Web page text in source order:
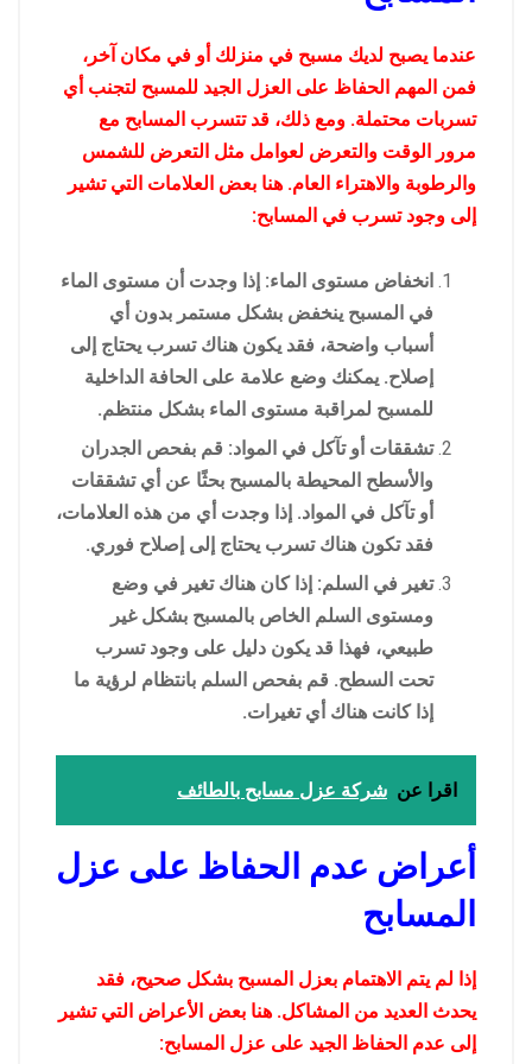
عندما يصبح لديك مسبح في منزلك أو في مكان آخر،
فمن المهم الحفاظ على العزل الجيد للمسبح لتجنب أي
تسربات محتملة. ومع ذلك، قد تتسرب المسابح مع
مرور الوقت والتعرض لعوامل مثل التعرض للشمس
والرطوبة والاهتراء العام. هنا بعض العلامات التي تشير
إلى وجود تسرب في المسابح:
انخفاض مستوى الماء: إذا وجدت أن مستوى الماء
في المسبح ينخفض بشكل مستمر بدون أي
أسباب واضحة، فقد يكون هناك تسرب يحتاج إلى
إصلاح. يمكنك وضع علامة على الحافة الداخلية
للمسبح لمراقبة مستوى الماء بشكل منتظم.
تشققات أو تآكل في المواد: قم بفحص الجدران
والأسطح المحيطة بالمسبح بحثًا عن أي تشققات
أو تآكل في المواد. إذا وجدت أي من هذه العلامات،
فقد تكون هناك تسرب يحتاج إلى إصلاح فوري.
تغير في السلم: إذا كان هناك تغير في وضع
ومستوى السلم الخاص بالمسبح بشكل غير
طبيعي، فهذا قد يكون دليل على وجود تسرب
تحت السطح. قم بفحص السلم بانتظام لرؤية ما
إذا كانت هناك أي تغيرات.
اقرا عن شركة عزل مسابح بالطائف
أعراض عدم الحفاظ على عزل
المسابح
إذا لم يتم الاهتمام بعزل المسبح بشكل صحيح، فقد
يحدث العديد من المشاكل. هنا بعض الأعراض التي تشير
إلى عدم الحفاظ الجيد على عزل المسابح: